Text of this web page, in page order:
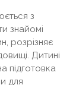
з
знайомі
розрізняє
Дитині
підготовка
для